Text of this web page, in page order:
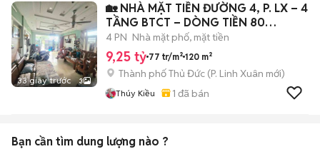
33 giây trước 3
🏡 NHÀ MẶT TIỀN ĐƯỜNG 4, P. LX – 4
TẦNG BTCT – DÒNG TIỀN 80
TR/NĂM
4 PN Nhà mặt phố, mặt tiền
9,25 tỷ 77 tr/m² 120 m²
Thành phố Thủ Đức (P. Linh Xuân mới)
Thúy Kiều 1 đã bán
Bạn cần tìm dung lượng nào ?